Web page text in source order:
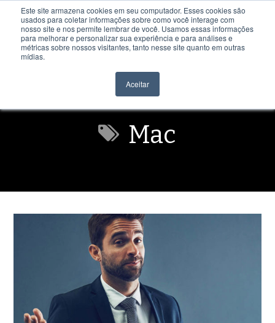
Este site armazena cookies em seu computador. Esses cookies são
usados para coletar informações sobre como você interage com
nosso site e nos permite lembrar de você. Usamos essas informações
para melhorar e personalizar sua experiência e para análises e
métricas sobre nossos visitantes, tanto nesse site quanto em outras
mídias.
Aceitar
Mac